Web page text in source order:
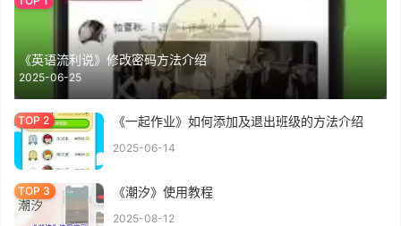
《英语流利说》修改密码方法介绍
2025-06-25
《一起作业》如何添加及退出班级的方法介绍
2025-06-14
《潮汐》使用教程
2025-08-12